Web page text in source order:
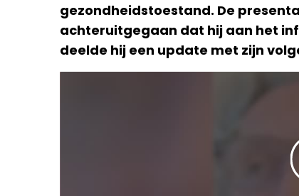
gezondheidstoestand. De
achteruitgegaan dat hij aan het
deelde hij een update met zijn